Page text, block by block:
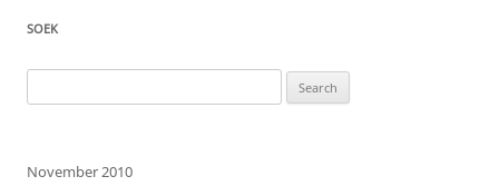
SOEK
for:
November 2010